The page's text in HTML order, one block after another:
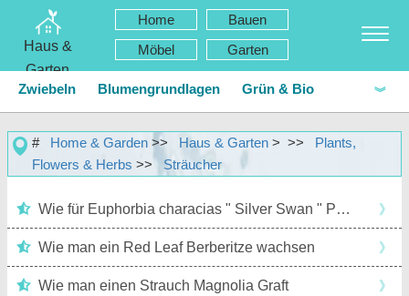
Haus &
Garten
Home
Bauen
Möbel
Garten
Home Bauen & Renovieren
Möbel Garten & Rasen
Haushaltsgeräte
Hausreparatur & Wartung Haussicherheit
Haushalt Landschaftsbau & Außengebäude
Pflanzen, Blumen & Kräuter Haus-Hobbys
Zwiebeln Blumengrundlagen Grün & Bio
Bodendecker & Reben Einjährige Pflanzen anbauen
Beeren anbauen Blaubeeren anbauen
# Home & Garden >> Haus & Garten > >>
Plants,
Flowers & Herbs >> Sträucher
Wie für Euphorbia characias " Silver Swan " Pflege 》
Wie man ein Red Leaf Berberitze wachsen 》
Wie man einen Strauch Magnolia Graft 》